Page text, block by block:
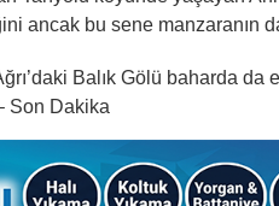
ancak bu sene manzaranın
Balık Gölü baharda da
Son Dakika